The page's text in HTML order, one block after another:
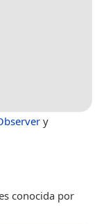
y
conocida por